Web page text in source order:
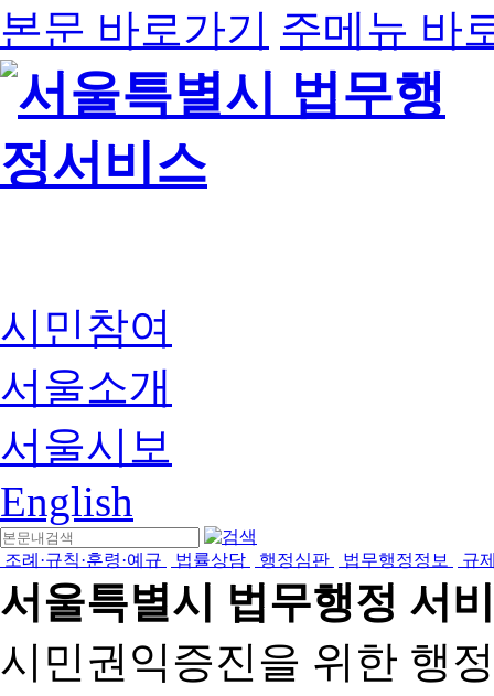
본문 바로가기 주메뉴 바
시민참여
서울소개
서울시보
English
조례·규칙·훈령·예규 법률상담 행정심판 법무행정정보 규
서울특별시 법무행정 서
시민권익증진을 위한 행